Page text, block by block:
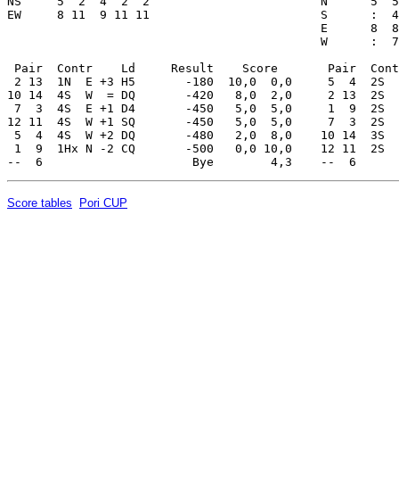
Score tables Pori CUP